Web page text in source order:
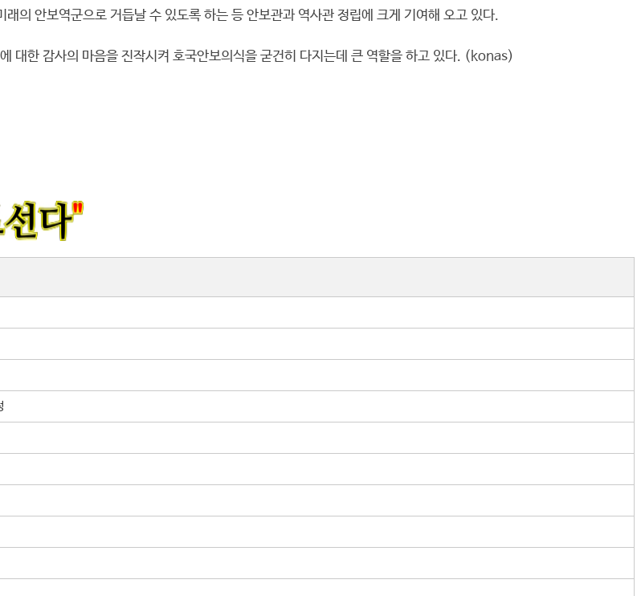
의 안보역군으로 거듭날 수 있도록 하는 등 안보관과 역사관 정립에 크게 기여해 오고 있다.
대한 감사의 마음을 진작시켜 호국안보의식을 굳건히 다지는데 큰 역할을 하고 있다. (konas)